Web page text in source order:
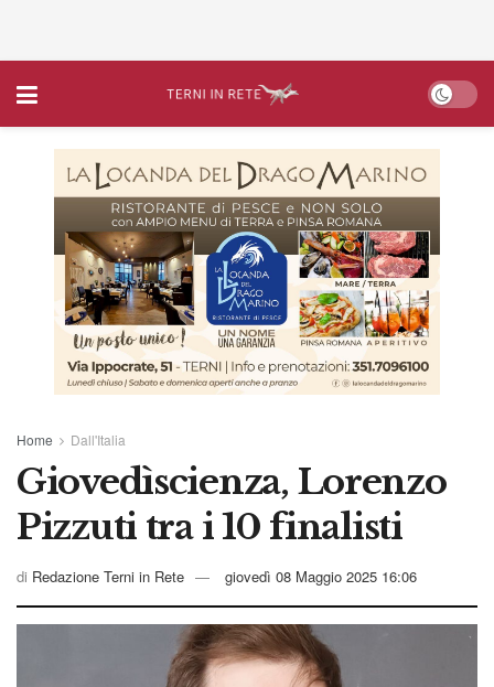
Home Dall'Italia
Giovedìscienza, Lorenzo
Pizzuti tra i 10 finalisti
di Redazione Terni in Rete giovedì 08 Maggio 2025 16:06